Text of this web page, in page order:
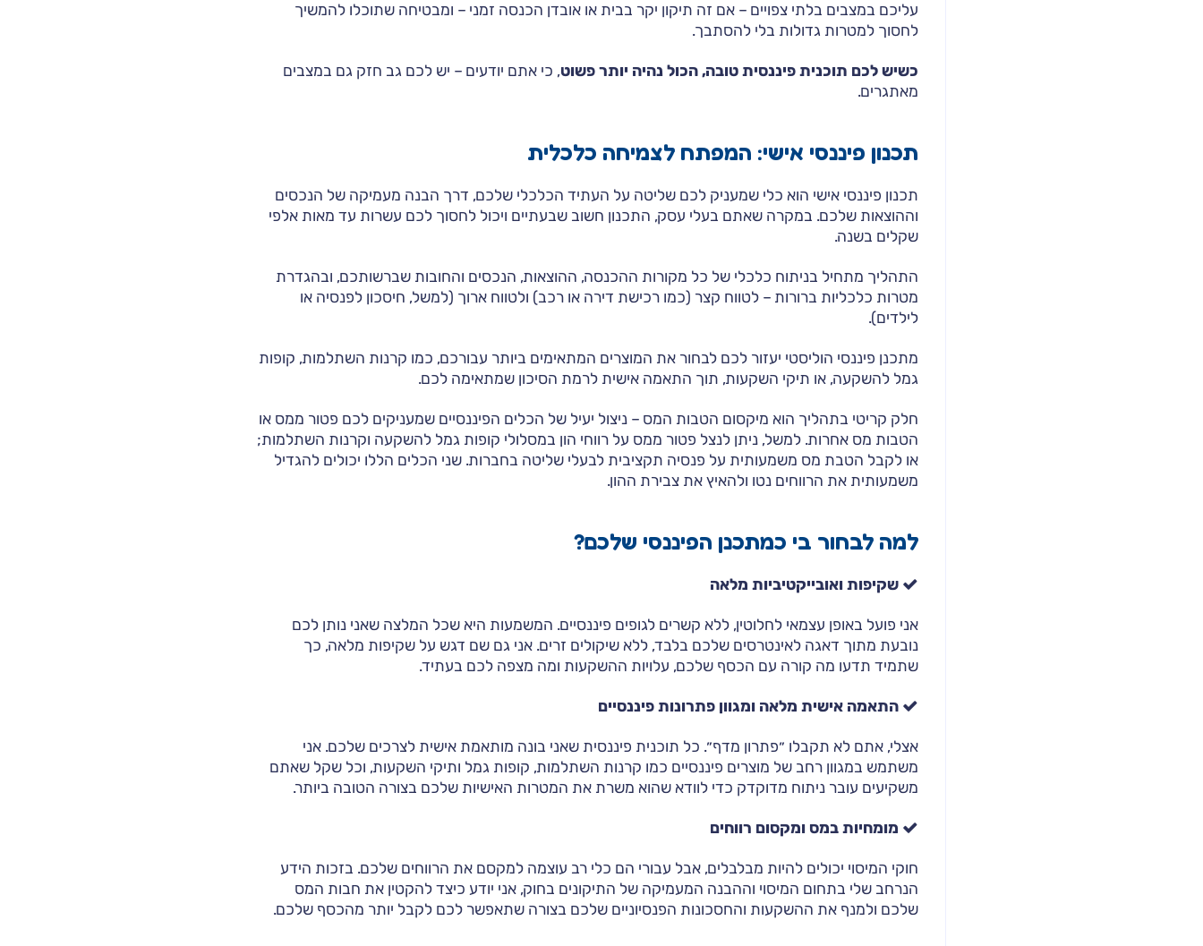
עליכם במצבים בלתי צפויים – אם זה תיקון יקר בבית או אובדן הכנסה זמני – ומבטיחה שתוכלו להמשיך
לחסוך למטרות גדולות בלי להסתבך.
כשיש לכם תוכנית פיננסית טובה, הכול נהיה יותר פשוט, כי אתם יודעים – יש לכם גב חזק גם במצבים
מאתגרים.
תכנון פיננסי אישי: המפתח לצמיחה כלכלית
תכנון פיננסי אישי הוא כלי שמעניק לכם שליטה על העתיד הכלכלי שלכם, דרך הבנה מעמיקה של הנכסים
וההוצאות שלכם. במקרה שאתם בעלי עסק, התכנון חשוב שבעתיים ויכול לחסוך לכם עשרות עד מאות אלפי
שקלים בשנה.
התהליך מתחיל בניתוח כלכלי של כל מקורות ההכנסה, ההוצאות, הנכסים והחובות שברשותכם, ובהגדרת
מטרות כלכליות ברורות – לטווח קצר (כמו רכישת דירה או רכב) ולטווח ארוך (למשל, חיסכון לפנסיה או
לילדים).
מתכנן פיננסי הוליסטי יעזור לכם לבחור את המוצרים המתאימים ביותר עבורכם, כמו קרנות השתלמות, קופות
גמל להשקעה, או תיקי השקעות, תוך התאמה אישית לרמת הסיכון שמתאימה לכם.
חלק קריטי בתהליך הוא מיקסום הטבות המס – ניצול יעיל של הכלים הפיננסיים שמעניקים לכם פטור ממס או
הטבות מס אחרות. למשל, ניתן לנצל פטור ממס על רווחי הון במסלולי קופות גמל להשקעה וקרנות השתלמות;
או לקבל הטבת מס משמעותית על פנסיה תקציבית לבעלי שליטה בחברות. שני הכלים הללו יכולים להגדיל
משמעותית את הרווחים נטו ולהאיץ את צבירת ההון.
למה לבחור בי כמתכנן הפיננסי שלכם?
שקיפות ואובייקטיביות מלאה
אני פועל באופן עצמאי לחלוטין, ללא קשרים לגופים פיננסיים. המשמעות היא שכל המלצה שאני נותן לכם
נובעת מתוך דאגה לאינטרסים שלכם בלבד, ללא שיקולים זרים. אני גם שם דגש על שקיפות מלאה, כך
שתמיד תדעו מה קורה עם הכסף שלכם, עלויות ההשקעות ומה מצפה לכם בעתיד.
התאמה אישית מלאה ומגוון פתרונות פיננסיים
אצלי, אתם לא תקבלו ״פתרון מדף״. כל תוכנית פיננסית שאני בונה מותאמת אישית לצרכים שלכם. אני
משתמש במגוון רחב של מוצרים פיננסיים כמו קרנות השתלמות, קופות גמל ותיקי השקעות, וכל שקל שאתם
משקיעים עובר ניתוח מדוקדק כדי לוודא שהוא משרת את המטרות האישיות שלכם בצורה הטובה ביותר.
מומחיות במס ומקסום רווחים
חוקי המיסוי יכולים להיות מבלבלים, אבל עבורי הם כלי רב עוצמה למקסם את הרווחים שלכם. בזכות הידע
הנרחב שלי בתחום המיסוי וההבנה המעמיקה של התיקונים בחוק, אני יודע כיצד להקטין את חבות המס
שלכם ולמנף את ההשקעות והחסכונות הפנסיוניים שלכם בצורה שתאפשר לכם לקבל יותר מהכסף שלכם.